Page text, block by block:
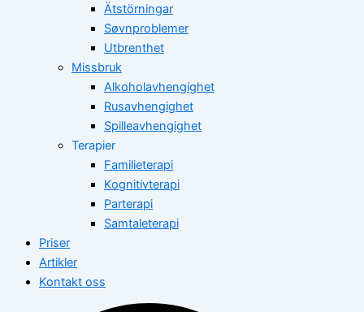
Ätstörningar
Søvnproblemer
Utbrenthet
Missbruk
Alkoholavhengighet
Rusavhengighet
Spilleavhengighet
Terapier
Familieterapi
Kognitivterapi
Parterapi
Samtaleterapi
Priser
Artikler
Kontakt oss